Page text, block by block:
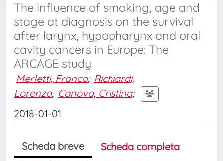
The influence of smoking, age and
stage at diagnosis on the survival
after larynx, hypopharynx and oral
cavity cancers in Europe: The
ARCAGE study
Merletti, Franco; Richiardi,
Lorenzo; Canova, Cristina;
2018-01-01
Scheda breve
Scheda completa